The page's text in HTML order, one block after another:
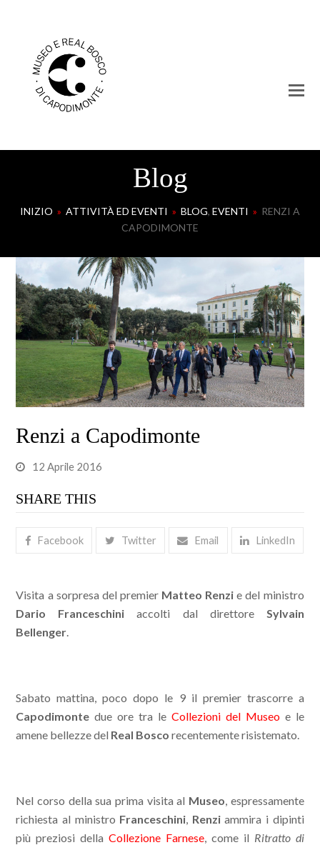
Blog
INIZIO » ATTIVITÀ ED EVENTI » BLOG, EVENTI » RENZI A
CAPODIMONTE
Renzi a Capodimonte
12 Aprile 2016
SHARE THIS
Facebook Twitter Email LinkedIn
Visita a sorpresa del premier Matteo Renzi e del ministro
Dario Franceschiniaccolti dal direttore Sylvain
Bellenger.
Sabato mattina, poco dopo le 9 il premier trascorre a
Capodimonte due ore tra le Collezioni del Museoe le
amene bellezze del Real Bosco recentemente risistemato.
Nel corso della sua prima visita al Museo, espressamente
richiesta al ministro Franceschini, Renziammira i dipinti
più preziosi dellaCollezione Farnese, come il Ritratto di